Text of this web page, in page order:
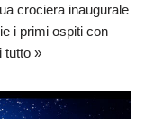
crociera inaugurale
i primi ospiti con
tutto »